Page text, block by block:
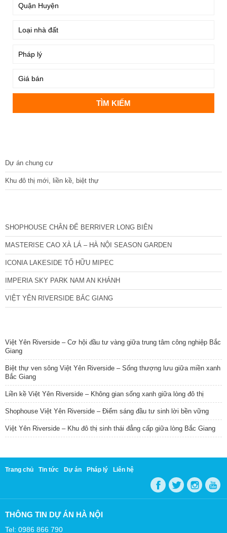
Dự án chung cư
Khu đô thị mới, liền kề, biệt thự
SHOPHOUSE CHÂN ĐẾ BERRIVER LONG BIÊN
MASTERISE CAO XÀ LÁ – HÀ NỘI SEASON GARDEN
ICONIA LAKESIDE TỐ HỮU MIPEC
IMPERIA SKY PARK NAM AN KHÁNH
VIỆT YÊN RIVERSIDE BẮC GIANG
Việt Yên Riverside – Cơ hội đầu tư vàng giữa trung tâm công nghiệp Bắc
Giang
Biệt thự ven sông Việt Yên Riverside – Sống thượng lưu giữa miền xanh
Bắc Giang
Liền kề Việt Yên Riverside – Không gian sống xanh giữa lòng đô thị
Shophouse Việt Yên Riverside – Điểm sáng đầu tư sinh lời bền vững
Việt Yên Riverside – Khu đô thị sinh thái đẳng cấp giữa lòng Bắc Giang
Trang chủ Tin tức Dự án Pháp lý Liên hệ
THÔNG TIN DỰ ÁN HÀ NỘI
Tel: 0986 866 790